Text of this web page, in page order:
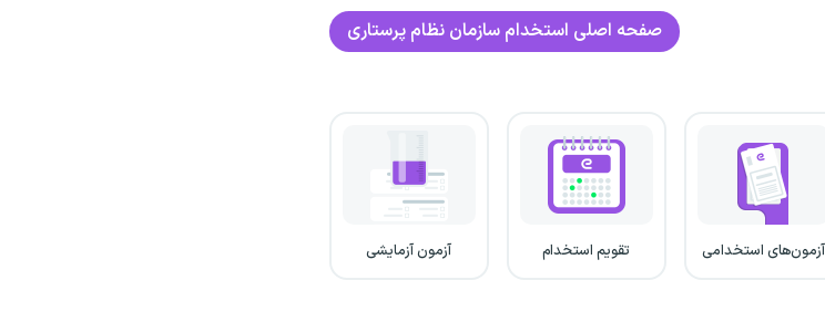
صفحه اصلی استخدام سازمان نظام پرستاری
آزمون‌های استخدامی تقویم استخدام آزمون آزمایشی